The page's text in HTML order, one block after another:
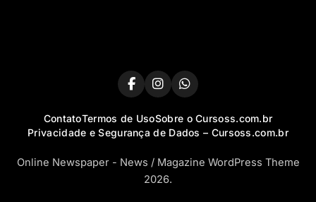
ContatoTermos de UsoSobre o Cursoss.com.br
Privacidade e Segurança de Dados – Cursoss.com.br
Online Newspaper - News / Magazine WordPress Theme
2026.